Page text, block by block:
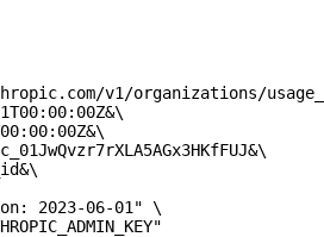
v1/organizations/
\
\
\
\
2023-06-01" \
"